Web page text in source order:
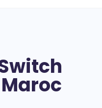
Maroc